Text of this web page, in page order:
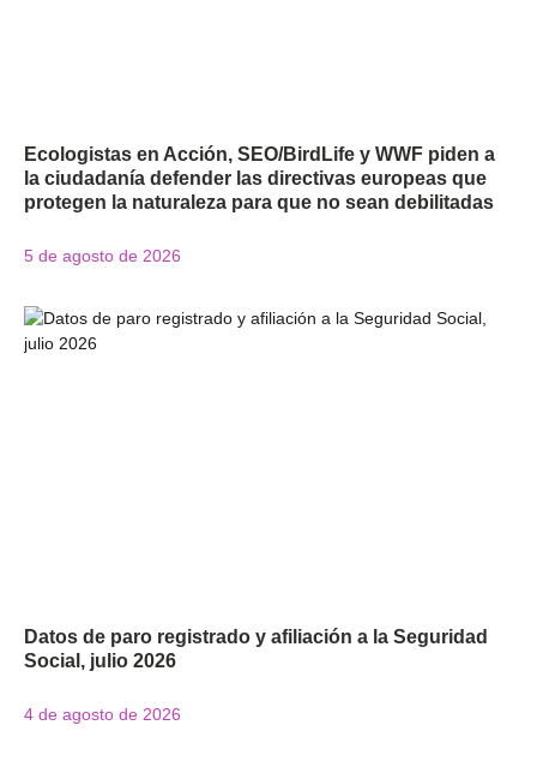
Ecologistas en Acción, SEO/BirdLife y WWF piden a
la ciudadanía defender las directivas europeas que
protegen la naturaleza para que no sean debilitadas
5 de agosto de 2026
Datos de paro registrado y afiliación a la Seguridad
Social, julio 2026
4 de agosto de 2026